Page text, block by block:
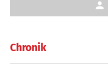
Chronik